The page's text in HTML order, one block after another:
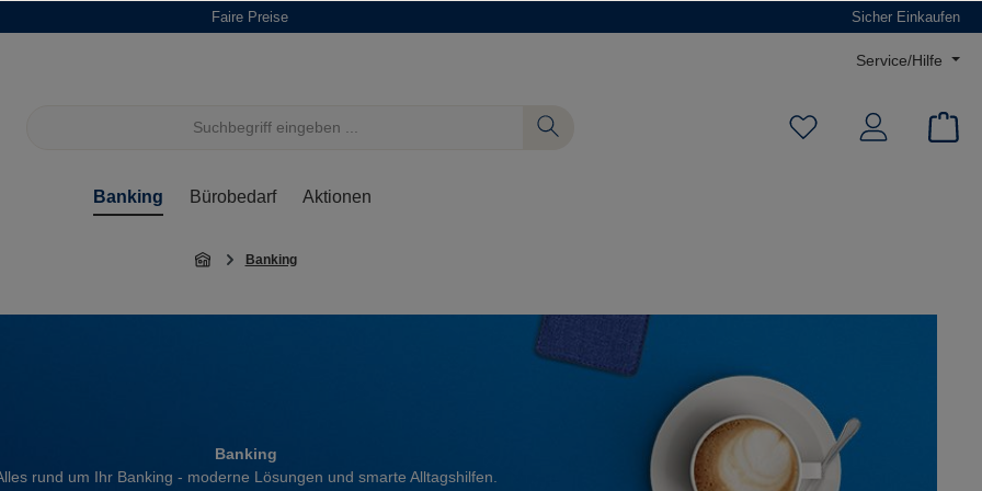
Faire Preise Sicher Einkaufen
Service/Hilfe
Banking Bürobedarf Aktionen
Banking
Banking
rund um Ihr Banking - moderne Lösungen und smarte Alltagshilfen.